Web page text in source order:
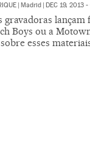
| Madrid | DEC 19, 2013
gravadoras lançam
Boys ou a
sobre esses